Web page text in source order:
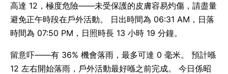
高達 12，極度危險——未受保護的皮膚容易灼傷，請盡量
避免正午時段在戶外活動。 日出時間為 06:31 AM，日落
時間為 07:50 PM，日照時長 13 小時 19 分鐘。
留意吓——有 36% 機會落雨，最多可達 0 毫米。 預計喺
12 左右開始落雨，戶外活動最好喺之前完成。 今日係昭